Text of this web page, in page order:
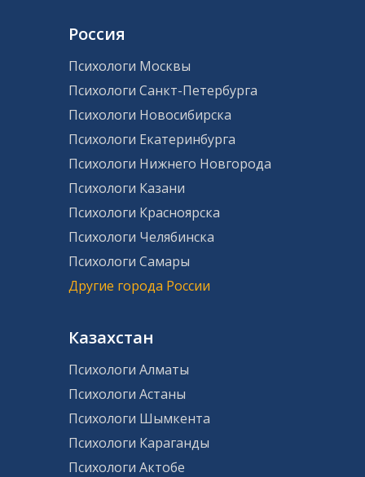
Россия
Психологи Москвы
Психологи Санкт-Петербурга
Психологи Новосибирска
Психологи Екатеринбурга
Психологи Нижнего Новгорода
Психологи Казани
Психологи Красноярска
Психологи Челябинска
Психологи Самары
Другие города России
Казахстан
Психологи Алматы
Психологи Астаны
Психологи Шымкента
Психологи Караганды
Психологи Актобе